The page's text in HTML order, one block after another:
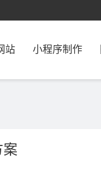
站 小程序制作
案